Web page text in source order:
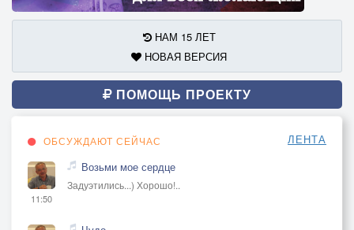
НАМ 15 ЛЕТ
НОВАЯ ВЕРСИЯ
ПОМОЩЬ ПРОЕКТУ
ОБСУЖДАЮТ СЕЙЧАС ЛЕНТА
11:50
Возьми мое сердце
Задуэтились...) Хорошо!..